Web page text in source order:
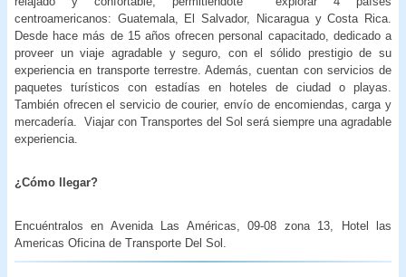
centroamericanos: Guatemala, El Salvador, Nicaragua y Costa Rica.
Desde hace más de 15 años ofrecen personal capacitado, dedicado a
proveer un viaje agradable y seguro, con el sólido prestigio de su
experiencia en transporte terrestre. Además, cuentan con servicios de
paquetes turísticos con estadías en hoteles de ciudad o playas.
También ofrecen el servicio de courier, envío de encomiendas, carga y
mercadería. Viajar con Transportes del Sol será siempre una agradable
experiencia.
¿Cómo llegar?
Encuéntralos en Avenida Las Américas, 09-08 zona 13, Hotel las
Americas Oficina de Transporte Del Sol.